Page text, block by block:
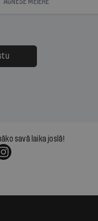
uzcītīga darba, mammas
atbalsts un drosme
meteovērojumus arī tad,
savā laika joslā!